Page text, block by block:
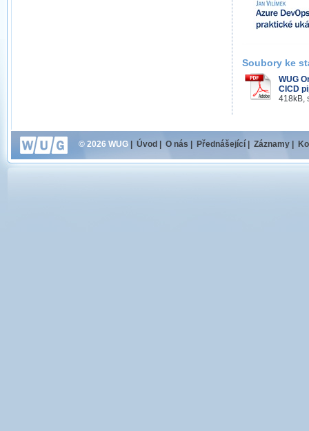
Soubory ke
WUG
CICD
418kB,
© 2026 WUG Úvod O nás Přednášející Záznamy